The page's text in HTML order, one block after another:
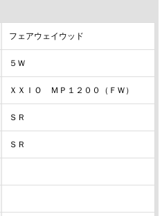
フェアウェイウッド
５Ｗ
ＸＸＩＯ ＭＰ１２００（ＦＷ）
ＳＲ
ＳＲ